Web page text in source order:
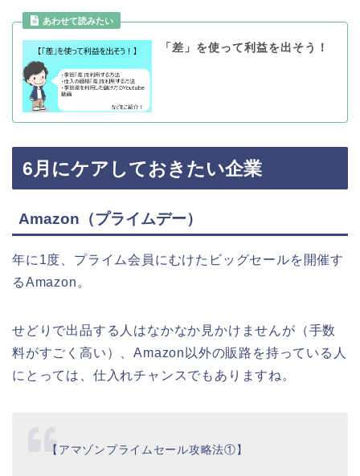
「差」を使って利益を出そう！
6月にケアしておきたい企業
Amazon（プライムデー）
年に1度、プライム会員にむけたビッグセールを開催す
るAmazon。
せどりで出品する人はなかなか見かけませんが（手数
料がすごく高い）、Amazon以外の販路を持っている人
にとっては、仕入れチャンスでもありますね。
【アマゾンプライムセール攻略法①】